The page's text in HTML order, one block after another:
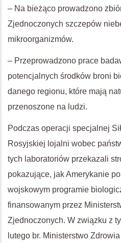
– Na bieżąco prowadzono
Zjednoczonych szczepów
mikroorganizmów.
– Przeprowadzono prace
potencjalnych środków broni
danego regionu, które mają
przenoszone na ludzi.
Podczas operacji specjalnej
Rosyjskiej lojalni wobec
tych laboratoriów przekazali
pokazujące, jak Amerykanie
wojskowym programie
finansowanym przez
Zjednoczonych. W związku z
lutego br. Ministerstwo